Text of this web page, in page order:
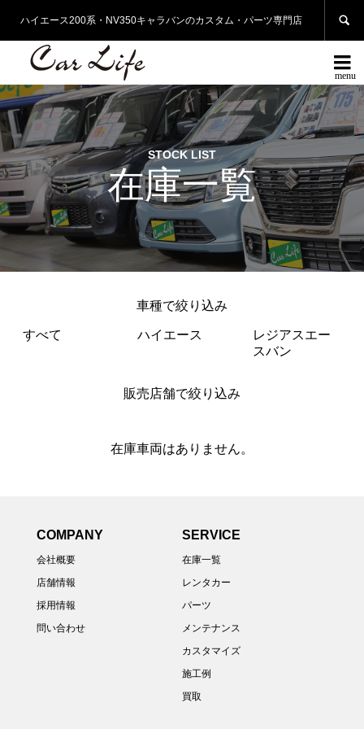
ハイエース200系・NV350キャラバンのカスタム・パーツ専門店 

在庫一覧
STOCK LIST
車種で絞り込み
すべて ハイエース
レジアスエー
スバン
販売店舗で絞り込み
在庫車両はありません。
COMPANY
会社概要
店舗情報
採用情報
問い合わせ
SERVICE
在庫一覧
レンタカー
パーツ
メンテナンス
カスタマイズ
施工例
買取